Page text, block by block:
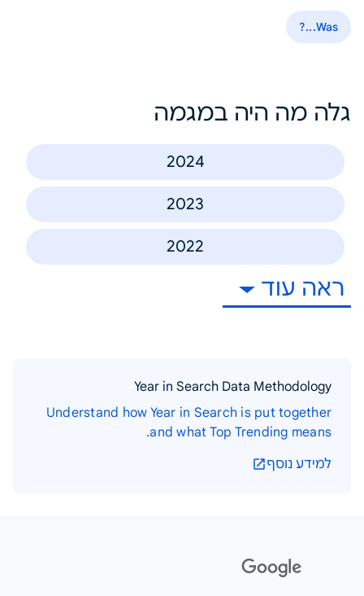
Was...?
גלה מה היה במגמה
2024
2023
2022
ראה עוד
Year in Search Data Methodology
Understand how Year in Search is put together
and what Top Trending means.
למידע נוסף